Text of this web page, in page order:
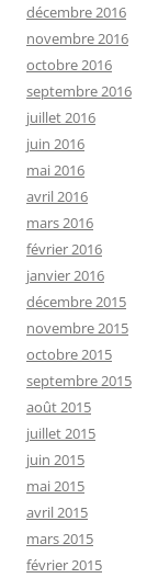
décembre 2016
novembre 2016
octobre 2016
septembre 2016
juillet 2016
juin 2016
mai 2016
avril 2016
mars 2016
février 2016
janvier 2016
décembre 2015
novembre 2015
octobre 2015
septembre 2015
août 2015
juillet 2015
juin 2015
mai 2015
avril 2015
mars 2015
février 2015